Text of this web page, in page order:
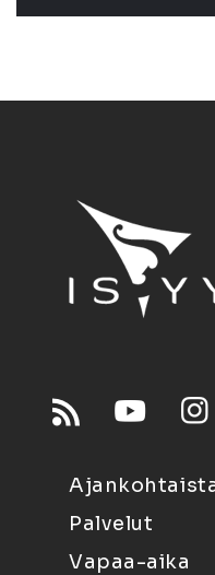
Palvelut
Vapaa-aika